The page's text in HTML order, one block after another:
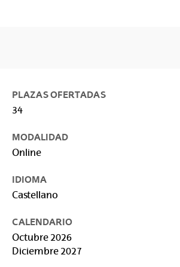
PLAZAS OFERTADAS
34
MODALIDAD
Online
IDIOMA
Castellano
CALENDARIO
Octubre 2026
Diciembre 2027